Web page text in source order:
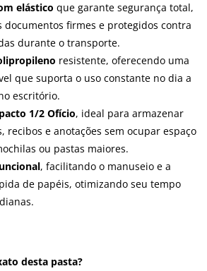
elástico que garante segurança total,
documentos firmes e protegidos contra
durante o transporte.
resistente, oferecendo uma
que suporta o uso constante no dia a
escritório.
1/2 Ofício, ideal para armazenar
recibos e anotações sem ocupar espaço
ou pastas maiores.
, facilitando o manuseio e a
de papéis, otimizando seu tempo
desta pasta?